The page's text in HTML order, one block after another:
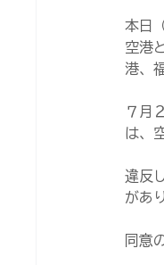
本日
空港
港、
７月
は、
違反
があ
同意